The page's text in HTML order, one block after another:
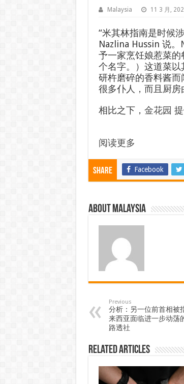
Malaysia 11 3 月,
“米其林指南是时候
Nazlina Hussin 说。
予一家烹饪娘惹菜
个名字。）这道菜
研杵磨碎的香料酱
很多仆人，而且厨房
相比之下， 金花园
阅读更多
Share Facebook
About Malaysia
Previous
分析：另一位前首相被
来西亚面临进一步动荡
路透社
Related Articles